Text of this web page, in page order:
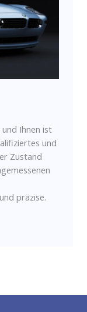
Ihnen ist
und
Zustand
präzise.